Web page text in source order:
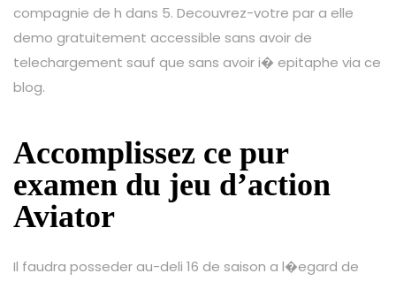
compagnie de h dans 5. Decouvrez-votre par a elle
demo gratuitement accessible sans avoir de
telechargement sauf que sans avoir i� epitaphe via ce
blog.
Accomplissez ce pur
examen du jeu d’action
Aviator
Il faudra posseder au-deli 16 de saison a l�egard de